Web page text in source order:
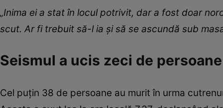
„Inima ei a stat în locul potrivit, dar a fost doar
scut. Ar fi trebuit să-l ia și să se ascundă sub
Seismul a ucis zeci de persoane
Cel puțin 38 de persoane au murit în urma